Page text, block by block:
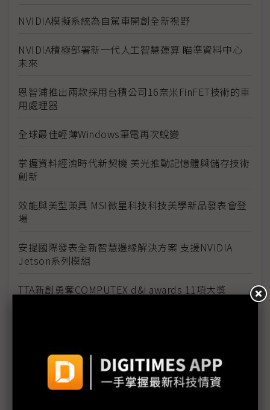
NVIDIA模擬系統為自駕車開創全新視野
NVIDIA積極部署新一代人工智慧運算 瞄準資料中心
未來
恩智浦推出兩款採用台積公司16奈米FinFET技術的車
用處理器
全球最佳輕薄Windows筆電再次蛻變
掌握資料經濟時代新契機 美光推動記憶體與儲存技術
創新
效能與美型兼具 MSI微星科技科技美學新品發表會登
場
安提國際發表全新智慧邊緣解決方案 支援NVIDIA
Jetson系列模組
TTA新創勇奪COMPUTEX d&i awards 11項大獎
5G時代來臨 智慧生活逐步實現